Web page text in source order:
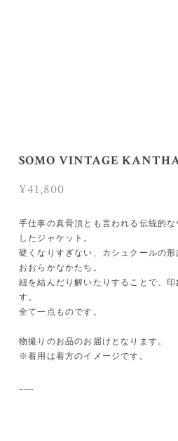
SOMO VINTAGE
¥41,800
手仕事の真骨頂とも言われる伝統的
したジャケット。
硬くなりすぎない、カシュクールの
おおらかなかたち。
紐を結んだり解いたりすることで、
す。
全て一点ものです。
物撮りのお品のお届けとなります。
※着用は着方のイメージです。